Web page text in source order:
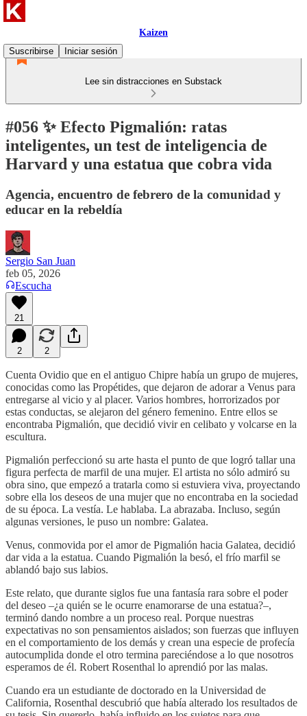
Kaizen
Suscribirse
Iniciar sesión
Lee sin distracciones en Substack
#056 ✨ Efecto Pigmalión: ratas
inteligentes, un test de inteligencia de
Harvard y una estatua que cobra vida
Agencia, encuentro de febrero de la comunidad y
educar en la rebeldía
Sergio San Juan
feb 05, 2026
Escucha
21
2 2
Cuenta Ovidio que en el antiguo Chipre había un grupo de mujeres,
conocidas como las Propétides, que dejaron de adorar a Venus para
entregarse al vicio y al placer. Varios hombres, horrorizados por
estas conductas, se alejaron del género femenino. Entre ellos se
encontraba Pigmalión, que decidió vivir en celibato y volcarse en la
escultura.
Pigmalión perfeccionó su arte hasta el punto de que logró tallar una
figura perfecta de marfil de una mujer. El artista no sólo admiró su
obra sino, que empezó a tratarla como si estuviera viva, proyectando
sobre ella los deseos de una mujer que no encontraba en la sociedad
de su época. La vestía. Le hablaba. La abrazaba. Incluso, según
algunas versiones, le puso un nombre: Galatea.
Venus, conmovida por el amor de Pigmalión hacia Galatea, decidió
dar vida a la estatua. Cuando Pigmalión la besó, el frío marfil se
ablandó bajo sus labios.
Este relato, que durante siglos fue una fantasía rara sobre el poder
del deseo –¿a quién se le ocurre enamorarse de una estatua?–,
terminó dando nombre a un proceso real. Porque nuestras
expectativas no son pensamientos aislados; son fuerzas que influyen
en el comportamiento de los demás y crean una especie de profecía
autocumplida donde el otro termina pareciéndose a lo que nosotros
esperamos de él. Robert Rosenthal lo aprendió por las malas.
Cuando era un estudiante de doctorado en la Universidad de
California, Rosenthal descubrió que había alterado los resultados de